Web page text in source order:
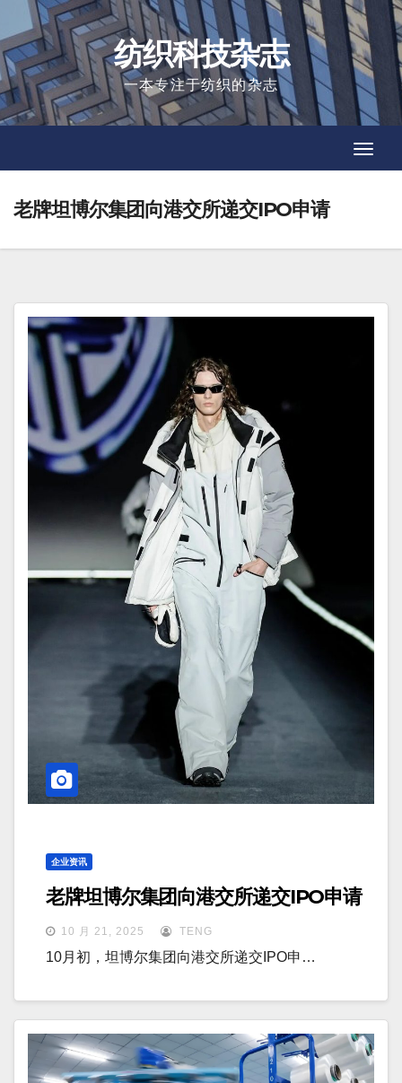
to
content
纺织科技杂志
一本专注于纺织的杂志
老牌坦博尔集团向港交所递交IPO申请
企业资讯
老牌坦博尔集团向港交所递交IPO申请
10 月 21, 2025 TENG
10月初，坦博尔集团向港交所递交IPO申…